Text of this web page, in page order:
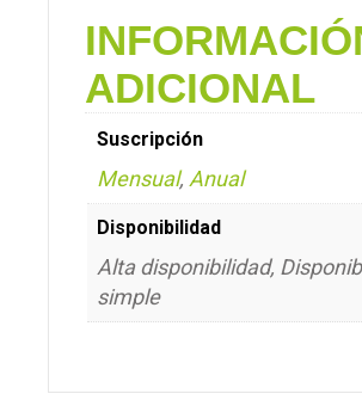
ADICIONAL
Suscripción
Mensual, Anual
Disponibilidad
Alta disponibilidad,
simple